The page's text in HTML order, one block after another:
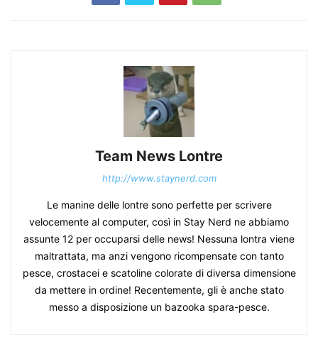
Team News Lontre
http://www.staynerd.com
Le manine delle lontre sono perfette per scrivere
velocemente al computer, così in Stay Nerd ne abbiamo
assunte 12 per occuparsi delle news! Nessuna lontra viene
maltrattata, ma anzi vengono ricompensate con tanto
pesce, crostacei e scatoline colorate di diversa dimensione
da mettere in ordine! Recentemente, gli è anche stato
messo a disposizione un bazooka spara-pesce.